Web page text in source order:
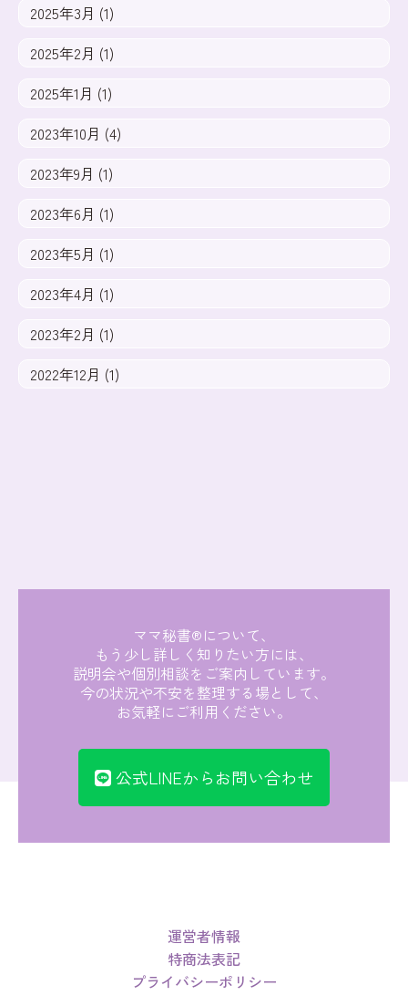
2025年3月 (1)
2025年2月 (1)
2025年1月 (1)
2023年10月 (4)
2023年9月 (1)
2023年6月 (1)
2023年5月 (1)
2023年4月 (1)
2023年2月 (1)
2022年12月 (1)
ママ秘書®について、
もう少し詳しく知りたい方には、
説明会や個別相談をご案内しています。
今の状況や不安を整理する場として、
お気軽にご利用ください。
公式LINEからお問い合わせ
運営者情報
特商法表記
プライバシーポリシー